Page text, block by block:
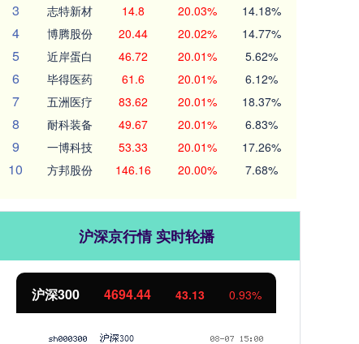
3 志特新材 14.8 20.03% 14.18%
4 博腾股份 20.44 20.02% 14.77%
5 近岸蛋白 46.72 20.01% 5.62%
6 毕得医药 61.6 20.01% 6.12%
7 五洲医疗 83.62 20.01% 18.37%
8 耐科装备 49.67 20.01% 6.83%
9 一博科技 53.33 20.01% 17.26%
10 方邦股份 146.16 20.00% 7.68%
沪深京行情 实时轮播
北证50 1134.24 11.37 1.01%